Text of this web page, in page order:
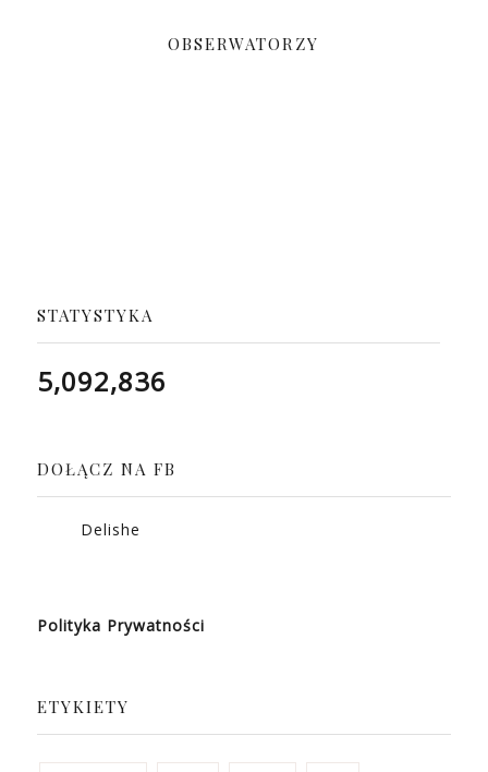
OBSERWATORZY
STATYSTYKA
5,092,836
DOŁĄCZ NA FB
Delishe
Polityka Prywatności
ETYKIETY